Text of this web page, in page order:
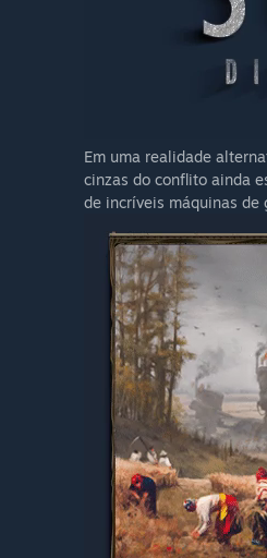
Em uma realidade
cinzas do conflito ainda
de incríveis máquinas de